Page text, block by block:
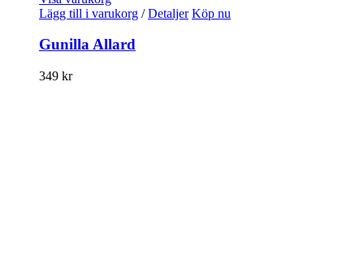
Lägg till i varukorg / Detaljer Köp nu
Gunilla Allard
349 kr